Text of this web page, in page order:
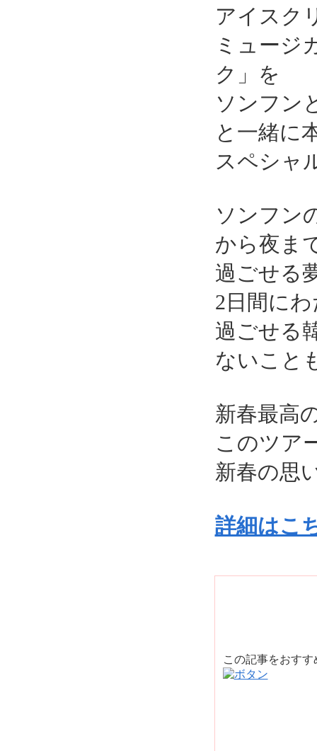
アイスク
ミュージ
ク」を
ソンフン
と一緒に
スペシャ
ソンフン
から夜ま
過ごせる
2日間に
過ごせる
ないこと
新春最高
このツア
新春の思
詳細はこ
この記事をおす